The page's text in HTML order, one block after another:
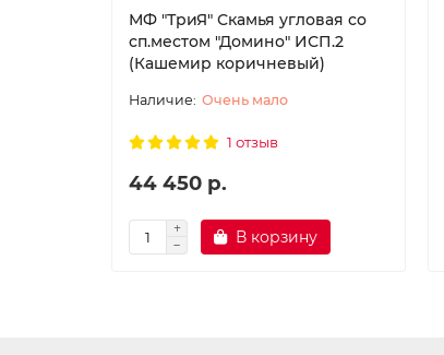
МФ "ТриЯ" Скамья угловая со
сп.местом "Домино" ИСП.2
(Кашемир коричневый)
Очень мало
1 отзыв
44 450 р.
В корзину